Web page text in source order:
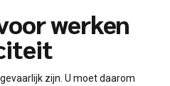
werken
zijn. U moet daarom